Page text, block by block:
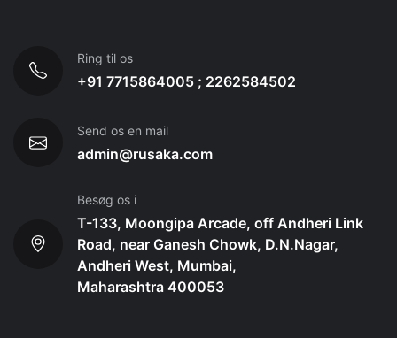
Ring til os
+91 7715864005 ; 2262584502
Send os en mail
admin@rusaka.com
Besøg os i
T-133, Moongipa Arcade, off Andheri Link
Road, near Ganesh Chowk, D.N.Nagar,
Andheri West, Mumbai,
Maharashtra 400053